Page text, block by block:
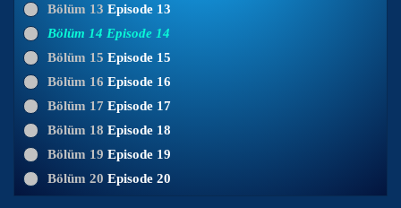
Bölüm 13 Episode 13
Bölüm 14 Episode 14
Bölüm 15 Episode 15
Bölüm 16 Episode 16
Bölüm 17 Episode 17
Bölüm 18 Episode 18
Bölüm 19 Episode 19
Bölüm 20 Episode 20